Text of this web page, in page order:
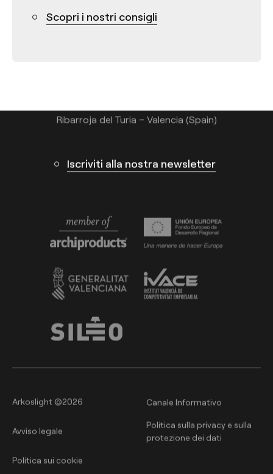
Scopri i nostri consigli
Tel.: +34 961 667 207
Ribarroja del Turia – Valencia (Spain)
Iscriviti alla nostra newsletter
Arkoslight ©2026 Canale Informativo
Avviso legale
Politica sulla privacy e sulla
protezione dei dati
Politica sui cookie